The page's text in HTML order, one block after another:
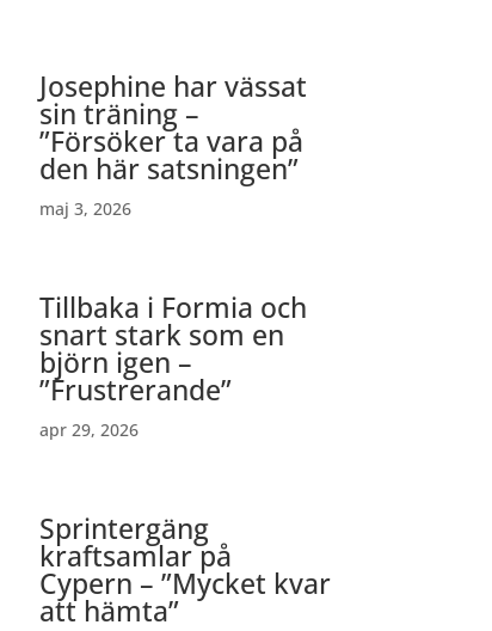
Josephine har vässat
sin träning –
”Försöker ta vara på
den här satsningen”
maj 3, 2026
Tillbaka i Formia och
snart stark som en
björn igen –
”Frustrerande”
apr 29, 2026
Sprintergäng
kraftsamlar på
Cypern – ”Mycket kvar
att hämta”